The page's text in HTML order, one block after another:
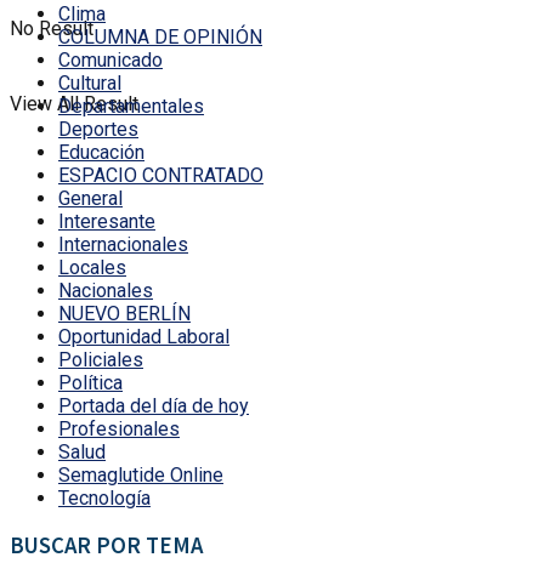
No Result
View All Result
Clima
COLUMNA DE OPINIÓN
Comunicado
Cultural
Departamentales
Deportes
Educación
ESPACIO CONTRATADO
General
Interesante
Internacionales
Locales
Nacionales
NUEVO BERLÍN
Oportunidad Laboral
Policiales
Política
Portada del día de hoy
Profesionales
Salud
Semaglutide Online
Tecnología
BUSCAR POR TEMA